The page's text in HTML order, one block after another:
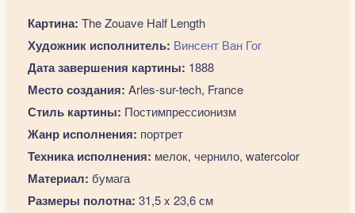
Картина: The Zouave Half Length
Художник исполнитель: Винсент Ван Гог
Дата завершения картины: 1888
Место создания: Arles-sur-tech, France
Стиль картины: Постимпрессионизм
Жанр исполнения: портрет
Техника исполнения: мелок, чернило, watercolor
Материал: бумага
Размеры полотна: 31,5 x 23,6 см